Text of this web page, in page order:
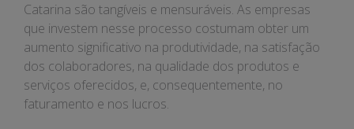
Catarina são tangíveis e mensuráveis. As empresas
que investem nesse processo costumam obter um
aumento significativo na produtividade, na satisfação
dos colaboradores, na qualidade dos produtos e
serviços oferecidos, e, consequentemente, no
faturamento e nos lucros.